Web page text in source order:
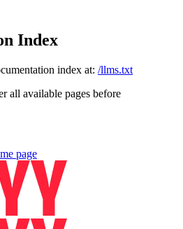
Index
index at: /llms.txt
all available pages before
page